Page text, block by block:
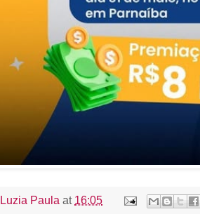
Luzia Paula at 16:05